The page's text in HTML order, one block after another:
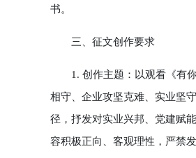
书。
三、征文创作要求
1. 创作主题：以观看《有你
相守、企业攻坚克难、实业坚
径，抒发对实业兴邦、党建赋
容积极正向、客观理性，严禁